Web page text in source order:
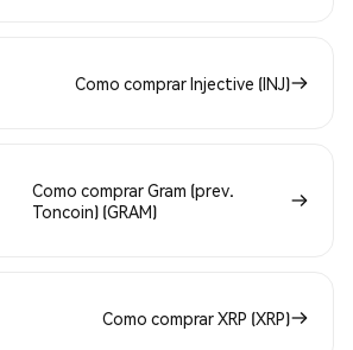
Como comprar Injective (INJ)
Como comprar Gram (prev.
Toncoin) (GRAM)
Como comprar XRP (XRP)